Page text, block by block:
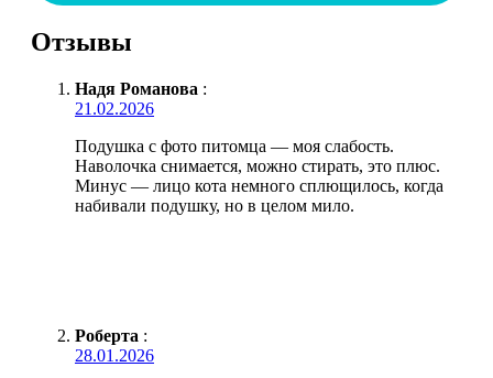
Отзывы
Надя Романова :
21.02.2026
Подушка с фото питомца — моя слабость.
Наволочка снимается, можно стирать, это плюс.
Минус — лицо кота немного сплющилось, когда
набивали подушку, но в целом мило.
Роберта :
28.01.2026